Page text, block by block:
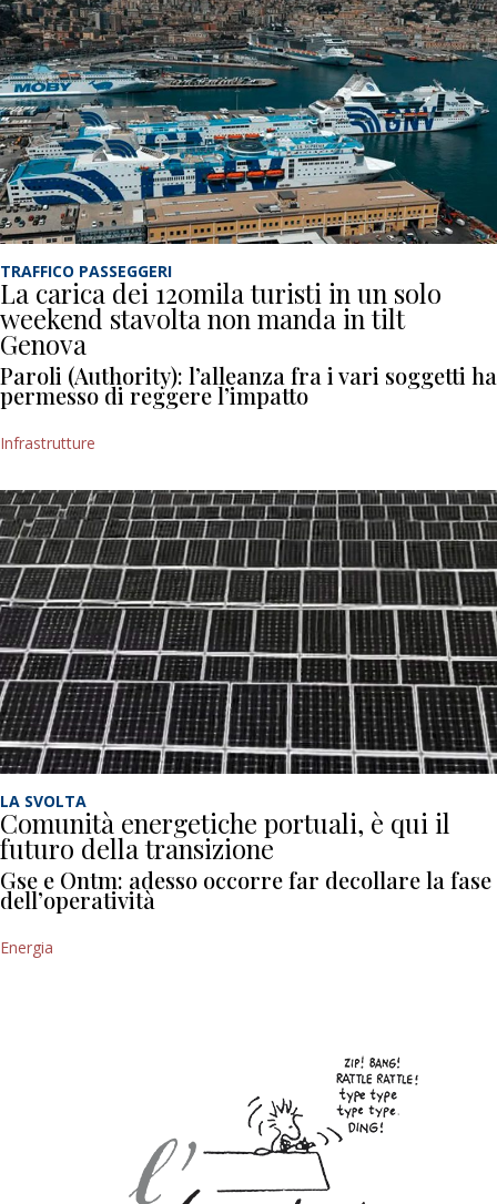
TRAFFICO PASSEGGERI
La carica dei 120mila turisti in un solo
weekend stavolta non manda in tilt
Genova
Paroli (Authority): l’alleanza fra i vari soggetti ha
permesso di reggere l’impatto
Infrastrutture
LA SVOLTA
Comunità energetiche portuali, è qui il
futuro della transizione
Gse e Ontm: adesso occorre far decollare la fase
dell’operatività
Energia